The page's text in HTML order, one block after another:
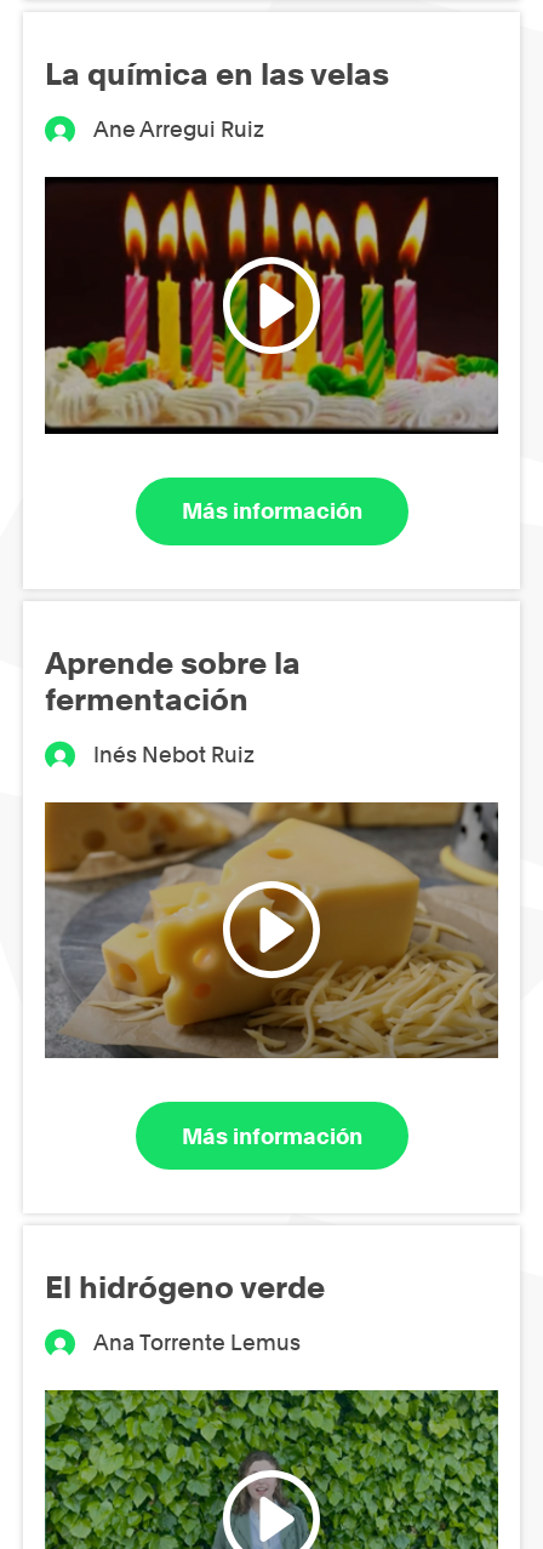
La química en las velas
Ane Arregui Ruiz
Más información
Aprende sobre la
fermentación
Inés Nebot Ruiz
Más información
El hidrógeno verde
Ana Torrente Lemus